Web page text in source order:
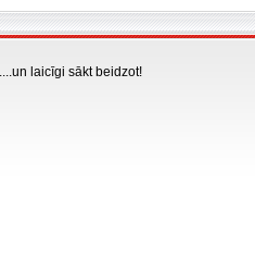
laicīgi sākt beidzot!